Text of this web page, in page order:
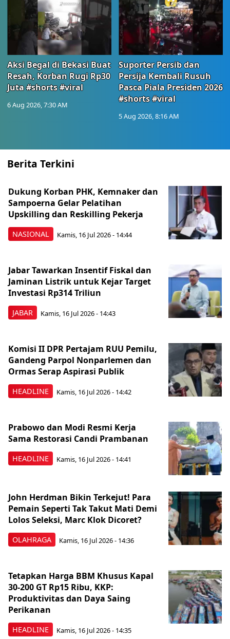
Aksi Begal di Bekasi Buat
Resah, Korban Rugi Rp30
Juta #shorts #viral
6 Aug 2026, 7:30 AM
Suporter Persib dan
Persija Kembali Rusuh
Pasca Piala Presiden 2026
#shorts #viral
5 Aug 2026, 8:16 AM
Berita Terkini
NASIONAL
Dukung Korban PHK, Kemnaker dan
Sampoerna Gelar Pelatihan
Upskilling dan Reskilling Pekerja
Kamis, 16 Jul 2026 - 14:44
JABAR
Jabar Tawarkan Insentif Fiskal dan
Jaminan Listrik untuk Kejar Target
Investasi Rp314 Triliun
Kamis, 16 Jul 2026 - 14:43
HEADLINE
Komisi II DPR Pertajam RUU Pemilu,
Gandeng Parpol Nonparlemen dan
Ormas Serap Aspirasi Publik
Kamis, 16 Jul 2026 - 14:42
HEADLINE
Prabowo dan Modi Resmi Kerja
Sama Restorasi Candi Prambanan
Kamis, 16 Jul 2026 - 14:41
OLAHRAGA
John Herdman Bikin Terkejut! Para
Pemain Seperti Tak Takut Mati Demi
Lolos Seleksi, Marc Klok Dicoret?
Kamis, 16 Jul 2026 - 14:36
HEADLINE
Tetapkan Harga BBM Khusus Kapal
30-200 GT Rp15 Ribu, KKP:
Produktivitas dan Daya Saing
Perikanan
Kamis, 16 Jul 2026 - 14:35